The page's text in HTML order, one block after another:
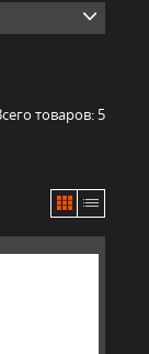
товаров: 5